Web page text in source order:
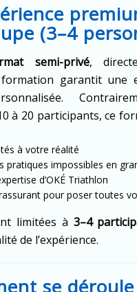
(3–4
semi-privé,
garantit une
à 20 participants, ce
à votre réalité
pratiques impossibles en
d’OKÉ Triathlon
pour poser toutes
limitées à 3–4
de l’expérience.
se